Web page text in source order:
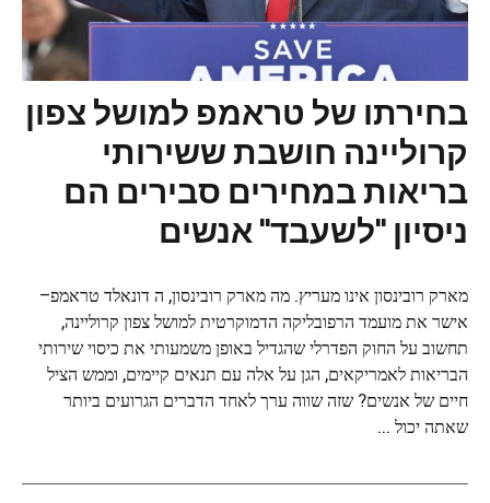
בחירתו של טראמפ למושל צפון
קרוליינה חושבת ששירותי
בריאות במחירים סבירים הם
ניסיון "לשעבד" אנשים
מארק רובינסון אינו מעריץ. מה מארק רובינסון, ה דונאלד טראמפ–
אישר את מועמד הרפובליקה הדמוקרטית למושל צפון קרוליינה,
תחשוב על החוק הפדרלי שהגדיל באופן משמעותי את כיסוי שירותי
הבריאות לאמריקאים, הגן על אלה עם תנאים קיימים, וממש הציל
חיים של אנשים? שזה שווה ערך לאחד הדברים הגרועים ביותר
שאתה יכול ...